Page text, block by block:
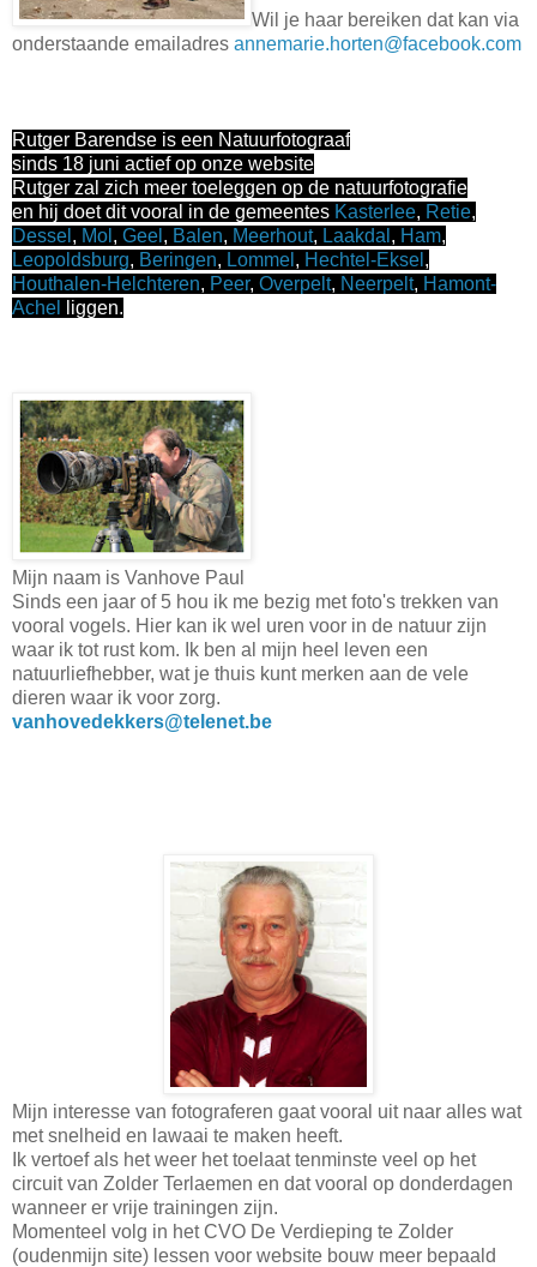
Wil je haar bereiken dat kan via
onderstaande emailadres annemarie.horten@facebook.com
Rutger Barendse is een Natuurfotograaf
sinds 18 juni actief op onze website
Rutger zal zich meer toeleggen op de natuurfotografie
en hij doet dit vooral in de gemeentes Kasterlee, Retie,
Dessel , Mol , Geel , Balen, Meerhout, Laakdal , Ham,
Leopoldsburg, Beringen, Lommel , Hechtel-Eksel ,
Houthalen-Helchteren, Peer, Overpelt, Neerpelt, Hamont-
Achel
liggen.
Mijn naam is Vanhove Paul
Sinds een jaar of 5 hou ik me bezig met foto's trekken van
vooral vogels. Hier kan ik wel uren voor in de natuur zijn
waar ik tot rust kom. Ik ben al mijn heel leven een
natuurliefhebber, wat je thuis kunt merken aan de vele
dieren waar ik voor zorg.
vanhovedekkers@telenet.be
Mijn interesse van fotograferen gaat vooral uit naar alles wat
met snelheid en lawaai te maken heeft.
Ik vertoef als het weer het toelaat tenminste veel op het
circuit van Zolder Terlaemen en dat vooral op donderdagen
wanneer er vrije trainingen zijn.
Momenteel volg in het CVO De Verdieping te Zolder
(oudenmijn site) lessen voor website bouw meer bepaald